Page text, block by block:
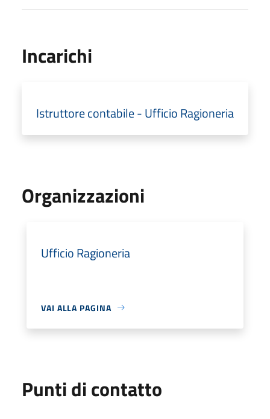
Incarichi
Istruttore contabile - Ufficio Ragioneria
Organizzazioni
Ufficio Ragioneria
VAI ALLA PAGINA
Punti di contatto